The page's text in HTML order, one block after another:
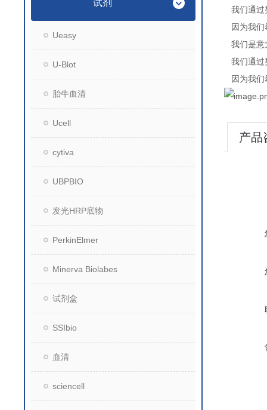
试剂
Ueasy
U-Blot
胎牛血清
Ucell
cytiva
UBPBIO
发光HRP底物
PerkinElmer
Minerva Biolabes
试剂盒
SSIbio
血清
sciencell
我们通过
因为我
我们是意
我们通过
因为我
产品